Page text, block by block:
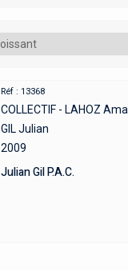
Réf : 13368
COLLECTIF - LAHOZ
GIL Julian
2009
Julian Gil P.A.C.